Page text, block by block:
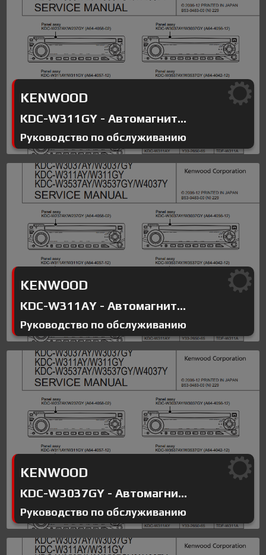
KENWOOD
KDC-W311GY - Автомагнит...
Руководство по обслуживанию
KENWOOD
KDC-W311AY - Автомагнит...
Руководство по обслуживанию
KENWOOD
KDC-W3037GY - Автомагни...
Руководство по обслуживанию